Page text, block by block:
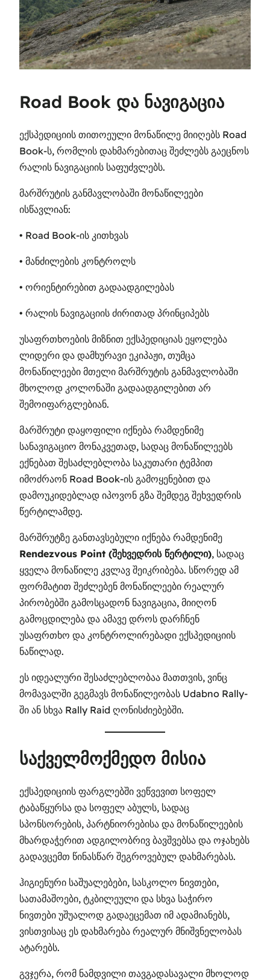
Road Book და ნავიგაცია
ექსპედიციის თითოეული მონაწილე მიიღებს Road
Book-ს, რომლის დახმარებითაც შეძლებს გაეცნოს
რალის ნავიგაციის საფუძვლებს.
მარშრუტის განმავლობაში მონაწილეები
ისწავლიან:
• Road Book-ის კითხვას
• მანძილების კონტროლს
• ორიენტირებით გადაადგილებას
• რალის ნავიგაციის ძირითად პრინციპებს
უსაფრთხოების მიზნით ექსპედიციას ეყოლება
ლიდერი და დამხურავი ეკიპაჟი, თუმცა
მონაწილეები მთელი მარშრუტის განმავლობაში
მხოლოდ კოლონაში გადაადგილებით არ
შემოიფარგლებიან.
მარშრუტი დაყოფილი იქნება რამდენიმე
სანავიგაციო მონაკვეთად, სადაც მონაწილეებს
ექნებათ შესაძლებლობა საკუთარი ტემპით
იმოძრაონ Road Book-ის გამოყენებით და
დამოუკიდებლად იპოვონ გზა შემდეგ შეხვედრის
წერტილამდე.
მარშრუტზე განთავსებული იქნება რამდენიმე
Rendezvous Point (შეხვედრის წერტილი), სადაც
ყველა მონაწილე კვლავ შეიკრიბება. სწორედ ამ
ფორმატით შეძლებენ მონაწილეები რეალურ
პირობებში გამოსცადონ ნავიგაცია, მიიღონ
გამოცდილება და ამავე დროს დარჩნენ
უსაფრთხო და კონტროლირებადი ექსპედიციის
ნაწილად.
ეს იდეალური შესაძლებლობაა მათთვის, ვინც
მომავალში გეგმავს მონაწილეობას Udabno Rally-
ში ან სხვა Rally Raid ღონისძიებებში.
საქველმოქმედო მისია
ექსპედიციის ფარგლებში ვეწვევით სოფელ
ტაბაწყურსა და სოფელ აბულს, სადაც
სპონსორების, პარტნიორებისა და მონაწილეების
მხარდაჭერით ადგილობრივ ბავშვებსა და ოჯახებს
გადავცემთ წინასწარ შეგროვებულ დახმარებას.
ჰიგიენური საშუალებები, სასკოლო ნივთები,
სათამაშოები, ტკბილეული და სხვა საჭირო
ნივთები უშუალოდ გადაეცემათ იმ ადამიანებს,
ვისთვისაც ეს დახმარება რეალურ მნიშვნელობას
ატარებს.
გვჯერა, რომ ნამდვილი თავგადასავალი მხოლოდ